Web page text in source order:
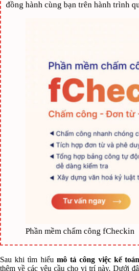
đồng hành cùng bạn trên hành trình
Phần mềm chấm công fCheckin
Sau khi tìm hiểu mô tả công việc kế
thêm về các yêu cầu cho vị trí này. Dưới